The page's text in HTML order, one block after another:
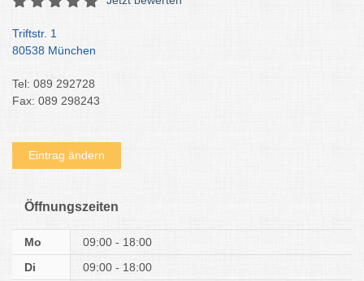
Triftstr. 1
80538 München
Tel: 089 292728
Fax: 089 298243
Eintrag ändern
Öffnungszeiten
Mo
09:00 - 18:00
Di
09:00 - 18:00